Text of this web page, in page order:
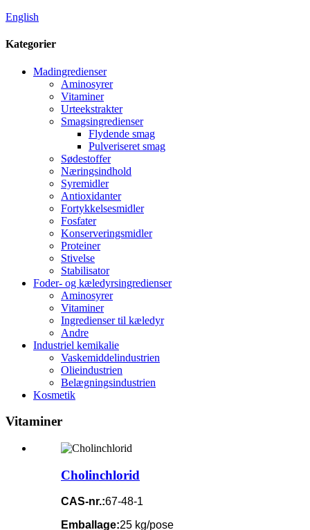
English
Kategorier
Madingredienser
Aminosyrer
Vitaminer
Urteekstrakter
Smagsingredienser
Flydende smag
Pulveriseret smag
Sødestoffer
Næringsindhold
Syremidler
Antioxidanter
Fortykkelsesmidler
Fosfater
Konserveringsmidler
Proteiner
Stivelse
Stabilisator
Foder- og kæledyrsingredienser
Aminosyrer
Vitaminer
Ingredienser til kæledyr
Andre
Industriel kemikalie
Vaskemiddelindustrien
Olieindustrien
Belægningsindustrien
Kosmetik
Vitaminer
Cholinchlorid
CAS-nr.:67-48-1
Emballage:25 kg/pose